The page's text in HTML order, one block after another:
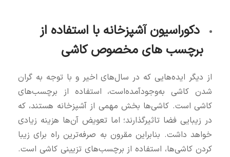
دکوراسیون آشپزخانه با استفاده از
برچسب‌ های مخصوص کاشی
از دیگر ایده‌هایی که در سال‌های اخیر و با توجه به گران
شدن کاشی به‌وجودآمده‌است، استفاده از برچسب‌های
کاشی است. کاشی‌ها بخش مهمی از آشپزخانه هستند، که
در زیبایی فضا تاثیرگذارند؛ اما تعویض آن‌ها هزینه‌ زیادی
خواهد داشت. بنابراین مقرون‌ به‌ صرفه‌ترین راه برای زیبا
کردن کاشی‌ها، استفاده از برچسب‌های تزیینی کاشی است.